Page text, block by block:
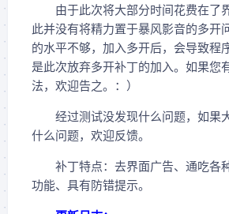
由于此次将大部分时间花费在了
此并没有将精力置于暴风影音的多开
的水平不够，加入多开后，会导致程
是此次放弃多开补丁的加入。如果您
法，欢迎告之。：）
经过测试没发现什么问题，如果
什么问题，欢迎反馈。
补丁特点： 去界面广告、通吃各
功能、具有防错提示。